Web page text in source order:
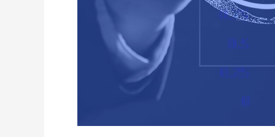
análisis
vibraciones